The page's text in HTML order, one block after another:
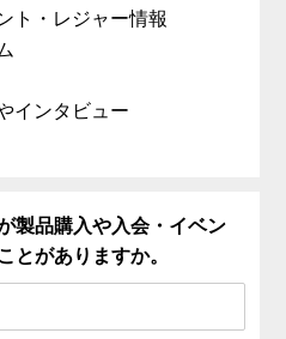
ト・レジャー情報
インタビュー
製品購入や入会・イベン
とがありますか。